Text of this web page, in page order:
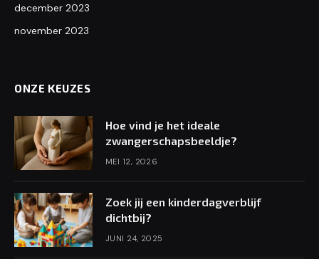
december 2023
november 2023
ONZE KEUZES
Hoe vind je het ideale
zwangerschapsbeeldje?
MEI 12, 2026
Zoek jij een kinderdagverblijf
dichtbij?
JUNI 24, 2025